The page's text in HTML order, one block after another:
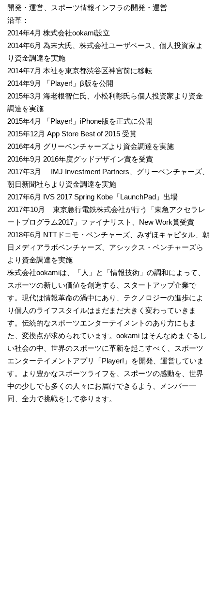
開発・運営、スポーツ情報インフラの開発・運営
沿革：
2014年4月 株式会社ookami設立
2014年6月 為末大氏、株式会社ユーザベース、個人投資家よ
り資金調達を実施
2014年7月 本社を東京都渋谷区神宮前に移転
2014年9月 「Player!」β版を公開
2015年3月 海老根智仁氏、小松利彰氏ら個人投資家より資金
調達を実施
2015年4月 「Player!」iPhone版を正式に公開
2015年12月 App Store Best of 2015 受賞
2016年4月 グリーベンチャーズより資金調達を実施
2016年9月 2016年度グッドデザイン賞を受賞
2017年3月 IMJ Investment Partners、グリーベンチャーズ、
朝日新聞社らより資金調達を実施
2017年6月 IVS 2017 Spring Kobe「LaunchPad」出場
2017年10月 東京急行電鉄株式会社が行う「東急アクセラレ
ートプログラム2017」ファイナリスト、New Work賞受賞
2018年6月 NTTドコモ・ベンチャーズ、みずほキャピタル、朝
日メディアラボベンチャーズ、アシックス・ベンチャーズら
より資金調達を実施
株式会社ookamiは、「人」と「情報技術」の調和によって、
スポーツの新しい価値を創造する、スタートアップ企業で
す。現代は情報革命の渦中にあり、テクノロジーの進歩によ
り個人のライフスタイルはまだまだ大きく変わっていきま
す。伝統的なスポーツエンターテイメントのあり方にもま
た、変換点が求められています。ookami はそんなめまぐるし
い社会の中、世界のスポーツに革新を起こすべく、スポーツ
エンターテイメントアプリ「Player!」を開発、運営していま
す。より豊かなスポーツライフを、スポーツの感動を、世界
中の少しでも多くの人々にお届けできるよう、メンバー一
同、全力で挑戦をして参ります。